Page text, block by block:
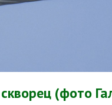
(фото